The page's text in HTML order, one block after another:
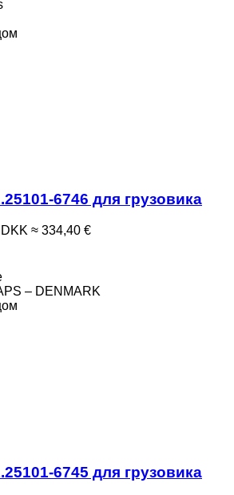
6746 для грузовика
≈ 334,40 €
– DENMARK
6745 для грузовика